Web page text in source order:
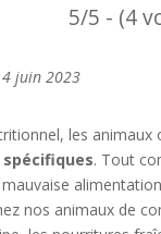
5/5 - (4
juin 2023
les animaux
. Tout
nos animaux de